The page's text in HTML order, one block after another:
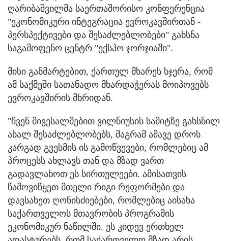
ღარიბაშვილმა საერთაშორისო კონფერენცია
"ეკონომიკური ინტეგრაცია ევროკავშირთან -
პერსპექტივები და შესაძლებლობები" გახსნა
საგამოფენო ცენტრ "ექსპო ჯორჯიაში".
მისი განმარტებით, ქართულ მხარეს სჯერა, რომ
ამ საქმეში სათანადო მხარდაჭერას მოიპოვებს
ევროკავშირის მხრიდან.
"ჩვენ მივესალმებით ვილნიუსის სამიტზე გახსნილ
ახალ შესაძლებლობებს, მაგრამ ამავე დროს
კარგად გვესმის ის გამოწვევები, რომლებიც ამ
პროცესს ახლავს თან და მზად ვართ
გადავლახოთ ეს სირთულეები. ამისათვის
წამოვიწყეთ მთელი რიგი რეფორმები და
დავსახეთ ღონისძიებები, რომლებიც აისახა
საქართველოს მთავრობის პროგრამის
ეკონომიკურ ნაწილში. ეს კიდევ ერთხელ